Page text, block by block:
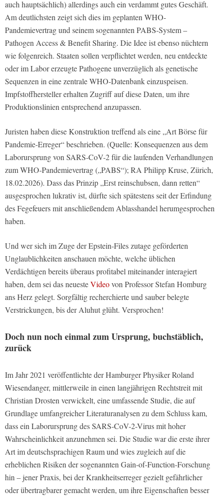
auch hauptsächlich) allerdings auch ein verdammt gutes Geschäft.
Am deutlichsten zeigt sich dies im geplanten WHO-
Pandemievertrag und seinem sogenannten PABS-System –
Pathogen Access & Benefit Sharing. Die Idee ist ebenso nüchtern
wie folgenreich. Staaten sollen verpflichtet werden, neu entdeckte
oder im Labor erzeugte Pathogene unverzüglich als genetische
Sequenzen in eine zentrale WHO-Datenbank einzuspeisen.
Impfstoffhersteller erhalten Zugriff auf diese Daten, um ihre
Produktionslinien entsprechend anzupassen.
Juristen haben diese Konstruktion treffend als eine „Art Börse für
Pandemie-Erreger“ beschrieben. (Quelle: Konsequenzen aus dem
Laborursprung von SARS-CoV-2 für die laufenden Verhandlungen
zum WHO-Pandemievertrag („PABS“); RA Philipp Kruse, Zürich,
18.02.2026). Dass das Prinzip „Erst reinschubsen, dann retten“
ausgesprochen lukrativ ist, dürfte sich spätestens seit der Erfindung
des Fegefeuers mit anschließendem Ablasshandel herumgesprochen
haben.
Und wer sich im Zuge der Epstein-Files zutage geförderten
Unglaublichkeiten anschauen möchte, welche üblichen
Verdächtigen bereits überaus profitabel miteinander interagiert
haben, dem sei das neuesteVideovon Professor Stefan Homburg
ans Herz gelegt. Sorgfältig recherchierte und sauber belegte
Verstrickungen, bis der Aluhut glüht. Versprochen!
Doch nun noch einmal zum Ursprung, buchstäblich,
zurück
Im Jahr 2021 veröffentlichte der Hamburger Physiker Roland
Wiesendanger, mittlerweile in einen langjährigen Rechtstreit mit
Christian Drosten verwickelt, eine umfassende Studie, die auf
Grundlage umfangreicher Literaturanalysen zu dem Schluss kam,
dass ein Laborursprung des SARS-CoV-2-Virus mit hoher
Wahrscheinlichkeit anzunehmen sei. Die Studie war die erste ihrer
Art im deutschsprachigen Raum und wies zugleich auf die
erheblichen Risiken der sogenannten Gain-of-Function-Forschung
hin – jener Praxis, bei der Krankheitserreger gezielt gefährlicher
oder übertragbarer gemacht werden, um ihre Eigenschaften besser